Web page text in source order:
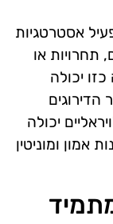
אסטרטגיות
תחרויות או
יכולה
הדירוגים
יכולה
ומוניטין